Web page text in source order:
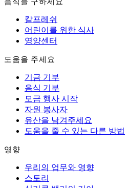
음식을 구하세요
칼프레쉬
어린이를 위한 식사
영양센터
도움을 주세요
기금 기부
음식 기부
모금 행사 시작
자원 봉사자
유산을 남겨주세요
도움을 줄 수 있는 다른 방법
영향
우리의 업무와 영향
스토리